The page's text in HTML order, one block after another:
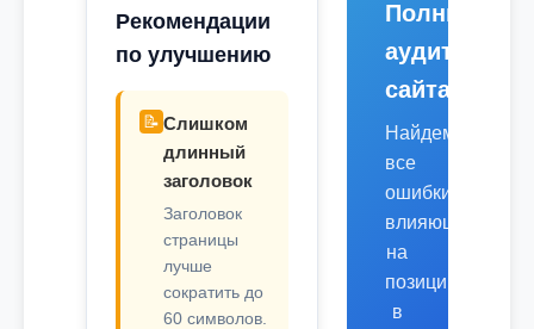
Рекомендации
по улучшению
📝 Слишком
длинный
заголовок
Заголовок
страницы
лучше
сократить до
60 символов.
Полный
аудит
сайта
Найдем
все
ошибки,
влияющие
на
позиции
в